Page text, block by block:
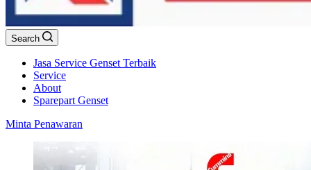
Search
Jasa Service Genset Terbaik
Service
About
Sparepart Genset
Minta Penawaran